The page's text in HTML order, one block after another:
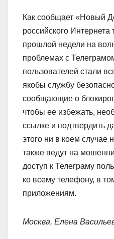
Как сообщает «Новый
российского
прошлой недели на
проблемах с
пользователей стали
якобы службу
сообщающие о
чтобы ее избежать,
ссылке и подтвердить
этого ни в коем случае
также ведут на
доступ к Телеграму
ко всему телефону, в
приложениям.
Москва, Елена